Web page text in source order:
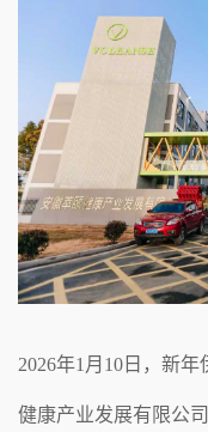
2026年1月10日，新
健康产业发展有限公